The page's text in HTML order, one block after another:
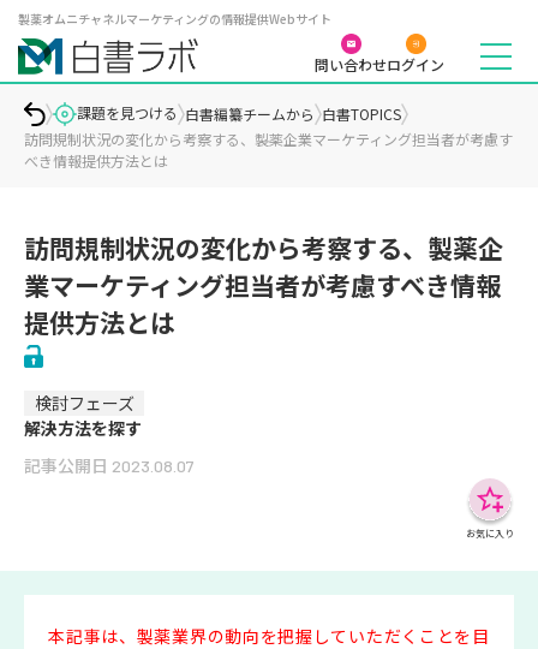
製薬オムニチャネルマーケティングの情報提供Webサイト
問い合わせログイン
課題を見つける 白書編纂チームから 白書TOPICS
訪問規制状況の変化から考察する、製薬企業マーケティング担当者が考慮す
べき情報提供方法とは
訪問規制状況の変化から考察する、製薬企
業マーケティング担当者が考慮すべき情報
提供方法とは
検討フェーズ
解決方法を探す
記事公開日 2023.08.07
お気に入り
本記事は、製薬業界の動向を把握していただくことを目